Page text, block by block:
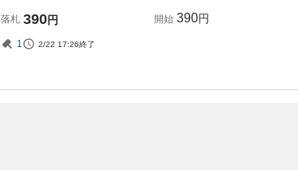
落札 390円 開始 390円
1 2/22 17:26終了